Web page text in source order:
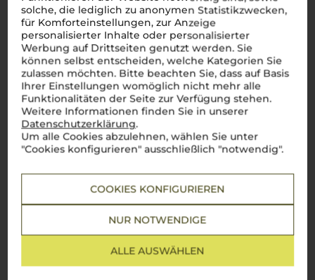
solche, die lediglich zu anonymen Statistikzwecken,
für Komforteinstellungen, zur Anzeige
personalisierter Inhalte oder personalisierter
Werbung auf Drittseiten genutzt werden. Sie
können selbst entscheiden, welche Kategorien Sie
zulassen möchten. Bitte beachten Sie, dass auf Basis
Ihrer Einstellungen womöglich nicht mehr alle
Funktionalitäten der Seite zur Verfügung stehen.
Weitere Informationen finden Sie in unserer
Datenschutzerklärung.
Um alle Cookies abzulehnen, wählen Sie unter
"Cookies konfigurieren" ausschließlich "notwendig".
COOKIES KONFIGURIEREN
NUR NOTWENDIGE
ALLE AUSWÄHLEN